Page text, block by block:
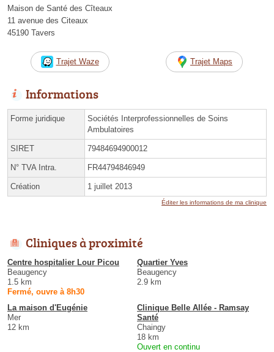
Maison de Santé des Cîteaux
11 avenue des Citeaux
45190 Tavers
Trajet Waze Trajet Maps
Informations
Forme juridique
Sociétés Interprofessionnelles de Soins
Ambulatoires
SIRET 79484694900012
N° TVA Intra. FR44794846949
Création 1 juillet 2013
Éditer les informations de ma clinique
Cliniques à proximité
Centre hospitalier Lour Picou
Beaugency
1.5 km
Fermé, ouvre à 8h30
Quartier Yves
Beaugency
2.9 km
La maison d'Eugénie
Mer
12 km
Clinique Belle Allée - Ramsay
Santé
Chaingy
18 km
Ouvert en continu